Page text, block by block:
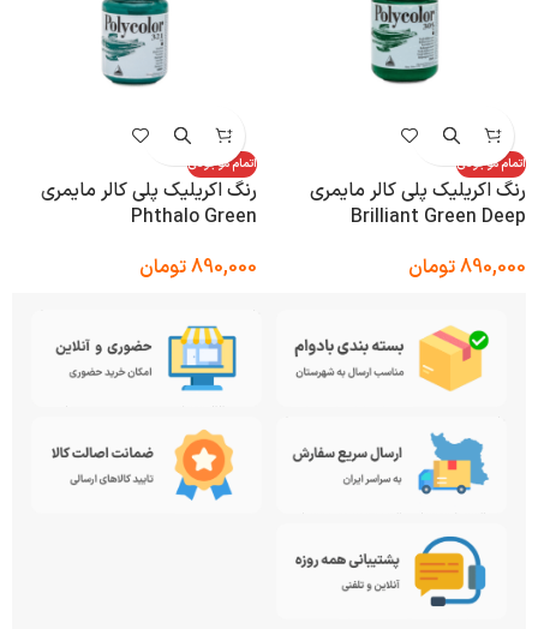
اتمام موجودی
رنگ اکریلیک پلی کالر مایمری
Brilliant Green Deep
890,000تومان
اتمام موجودی
رنگ اکریلیک پلی کالر مایمری
Phthalo Green
890,000تومان